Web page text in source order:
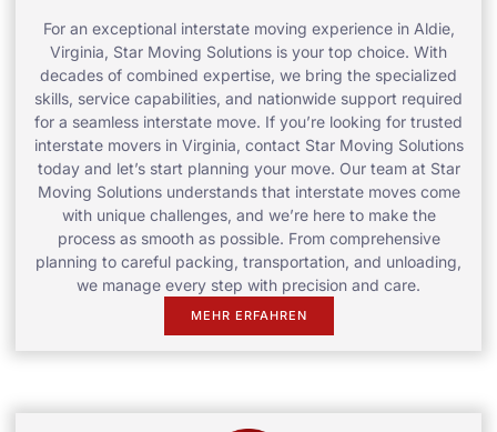
For an exceptional interstate moving experience in Aldie,
Virginia, Star Moving Solutions is your top choice. With
decades of combined expertise, we bring the specialized
skills, service capabilities, and nationwide support required
for a seamless interstate move. If you’re looking for trusted
interstate movers in Virginia, contact Star Moving Solutions
today and let’s start planning your move. Our team at Star
Moving Solutions understands that interstate moves come
with unique challenges, and we’re here to make the
process as smooth as possible. From comprehensive
planning to careful packing, transportation, and unloading,
we manage every step with precision and care.
MEHR ERFAHREN